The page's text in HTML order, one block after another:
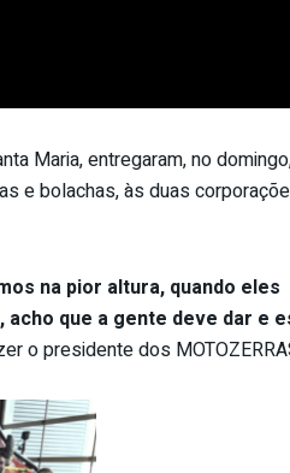
Maria, entregaram, no
e bolachas, às duas
na pior altura, quando eles
que a gente deve dar e
o presidente dos